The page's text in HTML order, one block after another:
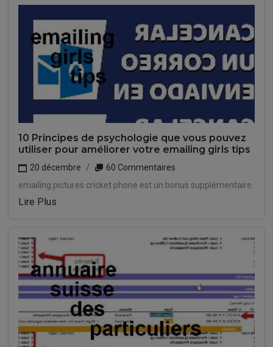
10 Principes de psychologie que vous pouvez
utiliser pour améliorer votre emailing girls tips
20 décembre
60 Commentaires
emailing pictures cricket phone est un bonus supplémentaire.
Lire Plus